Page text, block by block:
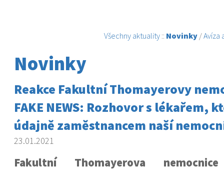
Všechny aktuality :: Novinky /Avíza
Novinky
Reakce Fakultní Thomayerovy
FAKE NEWS: Rozhovor s lékařem,
údajně zaměstnancem naší
23.01.2021
Fakultní Thomayerova nemocnice